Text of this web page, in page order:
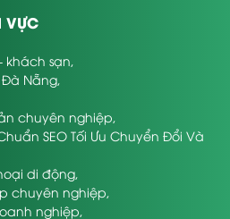
VỰC
khách sạn,
Nẵng,
chuyên nghiệp,
SEO Tối Ưu Chuyển Đổi Và
di động,
chuyên nghiệp,
nghiệp,